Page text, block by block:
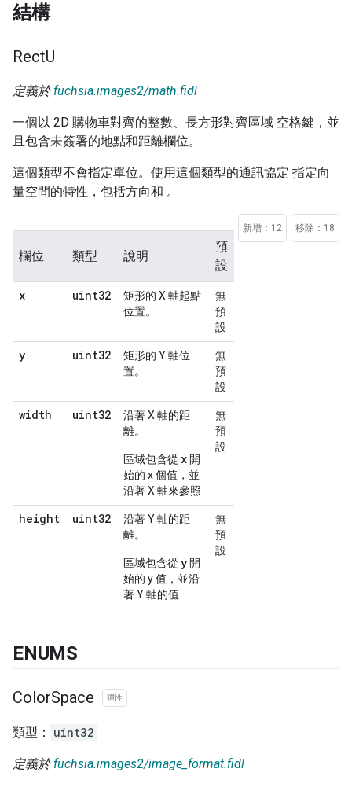
結構
RectU
定義於 fuchsia.images2/math.fidl
一個以 2D 購物車對齊的整數、長方形對齊區域 空格鍵，並
且包含未簽署的地點和距離欄位。
這個類型不會指定單位。使用這個類型的通訊協定 指定向
量空間的特性，包括方向和 。
移除：18
新增：12
欄位 類型 說明
預
設
x
uint32
矩形的 X 軸起點
位置。
無
預
設
y uint32
矩形的 Y 軸位
置。
無
預
設
width uint32
沿著 X 軸的距
離。
區域包含從 x 開
始的 x 個值，並
沿著 X 軸來參照
無
預
設
height uint32
沿著 Y 軸的距
離。
區域包含從 y 開
始的 y 值，並沿
著 Y 軸的值
無
預
設
ENUMS
ColorSpace 彈性
類型： uint32
定義於 fuchsia.images2/image_format.fidl